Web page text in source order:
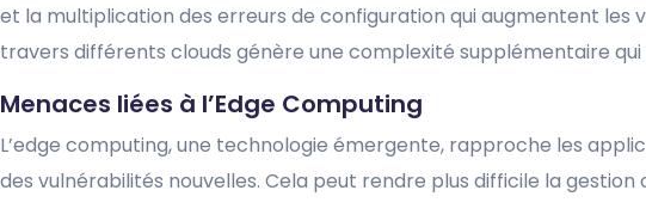
et la multiplication des erreurs de configuration qui augmentent les
travers différents clouds génère une complexité supplémentaire
Menaces liées à l’Edge Computing
L’edge computing, une technologie émergente, rapproche les
des vulnérabilités nouvelles. Cela peut rendre plus difficile la